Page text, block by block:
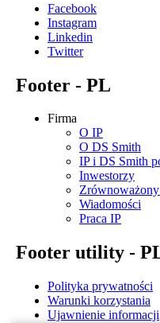
Facebook
Instagram
Linkedin
Twitter
Footer - PL
Firma
O IP
O DS Smith
IP i DS Smith
Inwestorzy
Wiadomości
Praca IP
Footer utility -
Polityka prywatności
Warunki korzystania
Ujawnienie informacji